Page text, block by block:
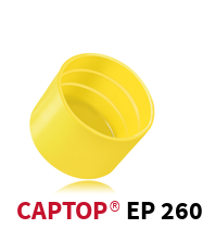
CAPTOP®EP 260